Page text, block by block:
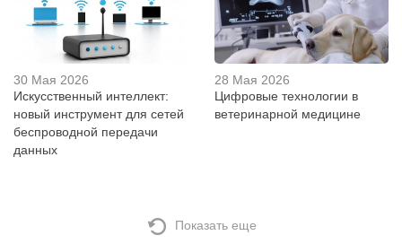
30 Мая 2026
Искусственный интеллект:
новый инструмент для сетей
беспроводной передачи
данных
28 Мая 2026
Цифровые технологии в
ветеринарной медицине
Показать еще